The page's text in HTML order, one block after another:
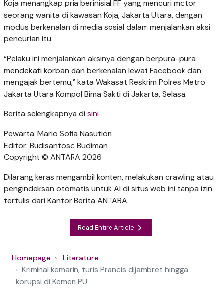
Koja menangkap pria berinisial FF yang mencuri motor
seorang wanita di kawasan Koja, Jakarta Utara, dengan
modus berkenalan di media sosial dalam menjalankan aksi
pencurian itu.
“Pelaku ini menjalankan aksinya dengan berpura-pura
mendekati korban dan berkenalan lewat Facebook dan
mengajak bertemu,” kata Wakasat Reskrim Polres Metro
Jakarta Utara Kompol Bima Sakti di Jakarta, Selasa.
Berita selengkapnya di sini
Pewarta: Mario Sofia Nasution
Editor: Budisantoso Budiman
Copyright © ANTARA 2026
Dilarang keras mengambil konten, melakukan crawling atau
pengindeksan otomatis untuk AI di situs web ini tanpa izin
tertulis dari Kantor Berita ANTARA.
Read Entire Article
Homepage
Literature
Kriminal kemarin, turis Prancis dijambret hingga
korupsi di Kemen PU